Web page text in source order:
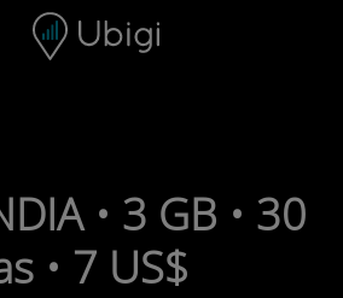
de navegación
• 3 GB • 30
• 7 US$